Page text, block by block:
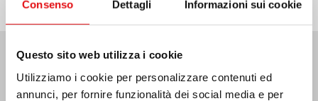
Consenso Dettagli Informazioni sui cookie
Questo sito web utilizza i cookie
Utilizziamo i cookie per personalizzare contenuti ed
annunci, per fornire funzionalità dei social media e per
Ultime Notizie: